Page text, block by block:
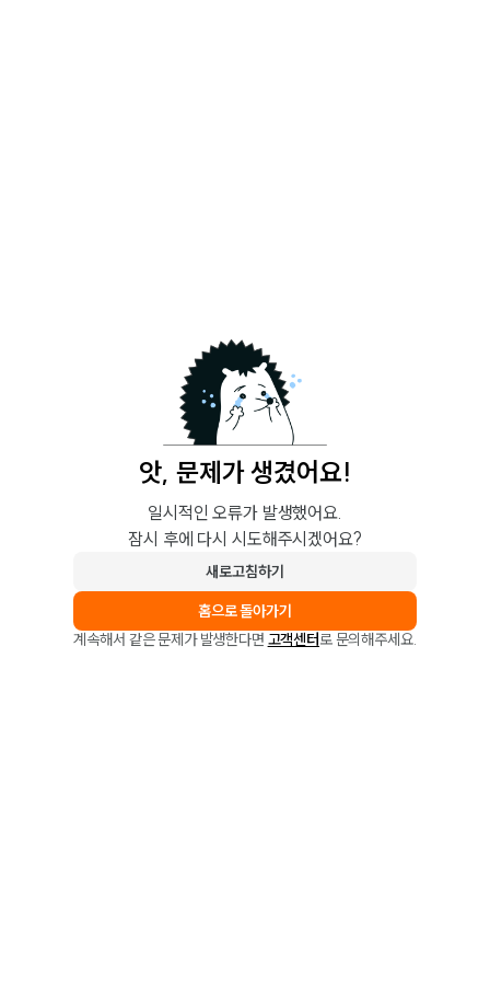
앗, 문제가 생겼어요!
일시적인 오류가 발생했어요.
잠시 후에 다시 시도해주시겠어요?
새로고침하기
홈으로 돌아가기
계속해서 같은 문제가 발생한다면 고객센터로 문의해주세요.